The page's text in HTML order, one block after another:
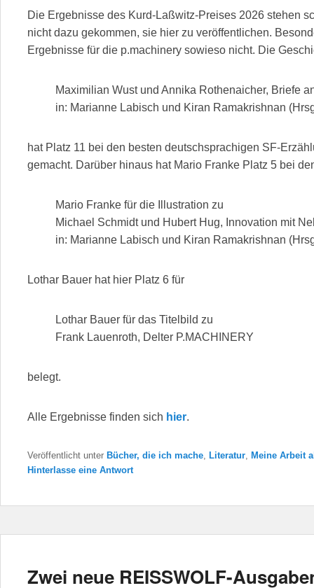
Die Ergebnisse des Kurd-Laßwitz-Preises 2026 stehen
nicht dazu gekommen, sie hier zu veröffentlichen.
Ergebnisse für die p.machinery sowieso nicht. Die
Maximilian Wust und Annika Rothenaicher, Briefe
in: Marianne Labisch und Kiran Ramakrishnan
hat Platz 11 bei den besten deutschsprachigen SF-
gemacht. Darüber hinaus hat Mario Franke Platz 5 bei
Mario Franke für die Illustration zu
Michael Schmidt und Hubert Hug, Innovation mit
in: Marianne Labisch und Kiran Ramakrishnan
Lothar Bauer hat hier Platz 6 für
Lothar Bauer für das Titelbild zu
Frank Lauenroth, Delter P.MACHINERY
belegt.
Alle Ergebnisse finden sich hier.
Veröffentlicht unter Bücher, die ich mache Literatur
Meine Arbeit
Hinterlasse eine Antwort
Zwei neue REISSWOLF-